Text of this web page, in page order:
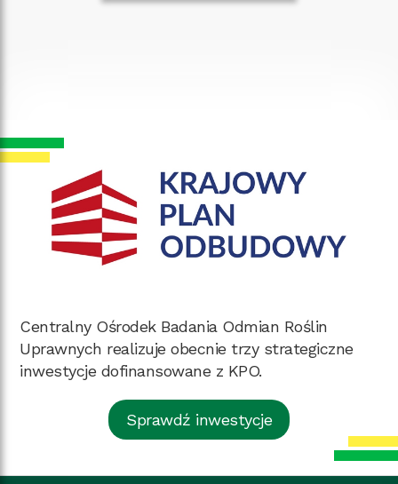
Centralny Ośrodek Badania Odmian Roślin
Uprawnych realizuje obecnie trzy strategiczne
inwestycje dofinansowane z KPO.
Sprawdź inwestycje